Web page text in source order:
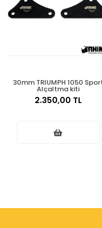
30mm TRIUMPH 1050
Alçaltma kiti
2.350,00 TL